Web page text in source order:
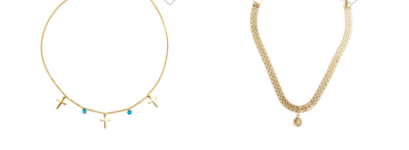
wariantów.
stronie